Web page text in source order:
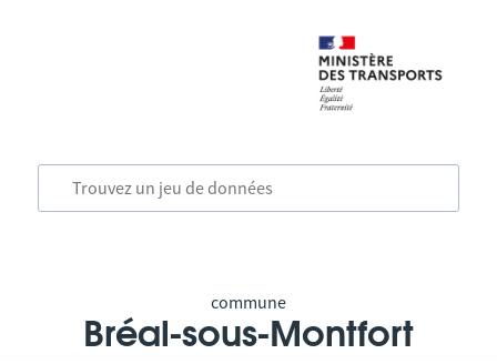
commune
Bréal-sous-Montfort